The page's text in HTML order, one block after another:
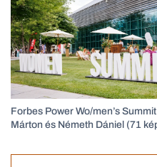
Forbes Power Wo/men’s
Márton és Németh Dániel (71